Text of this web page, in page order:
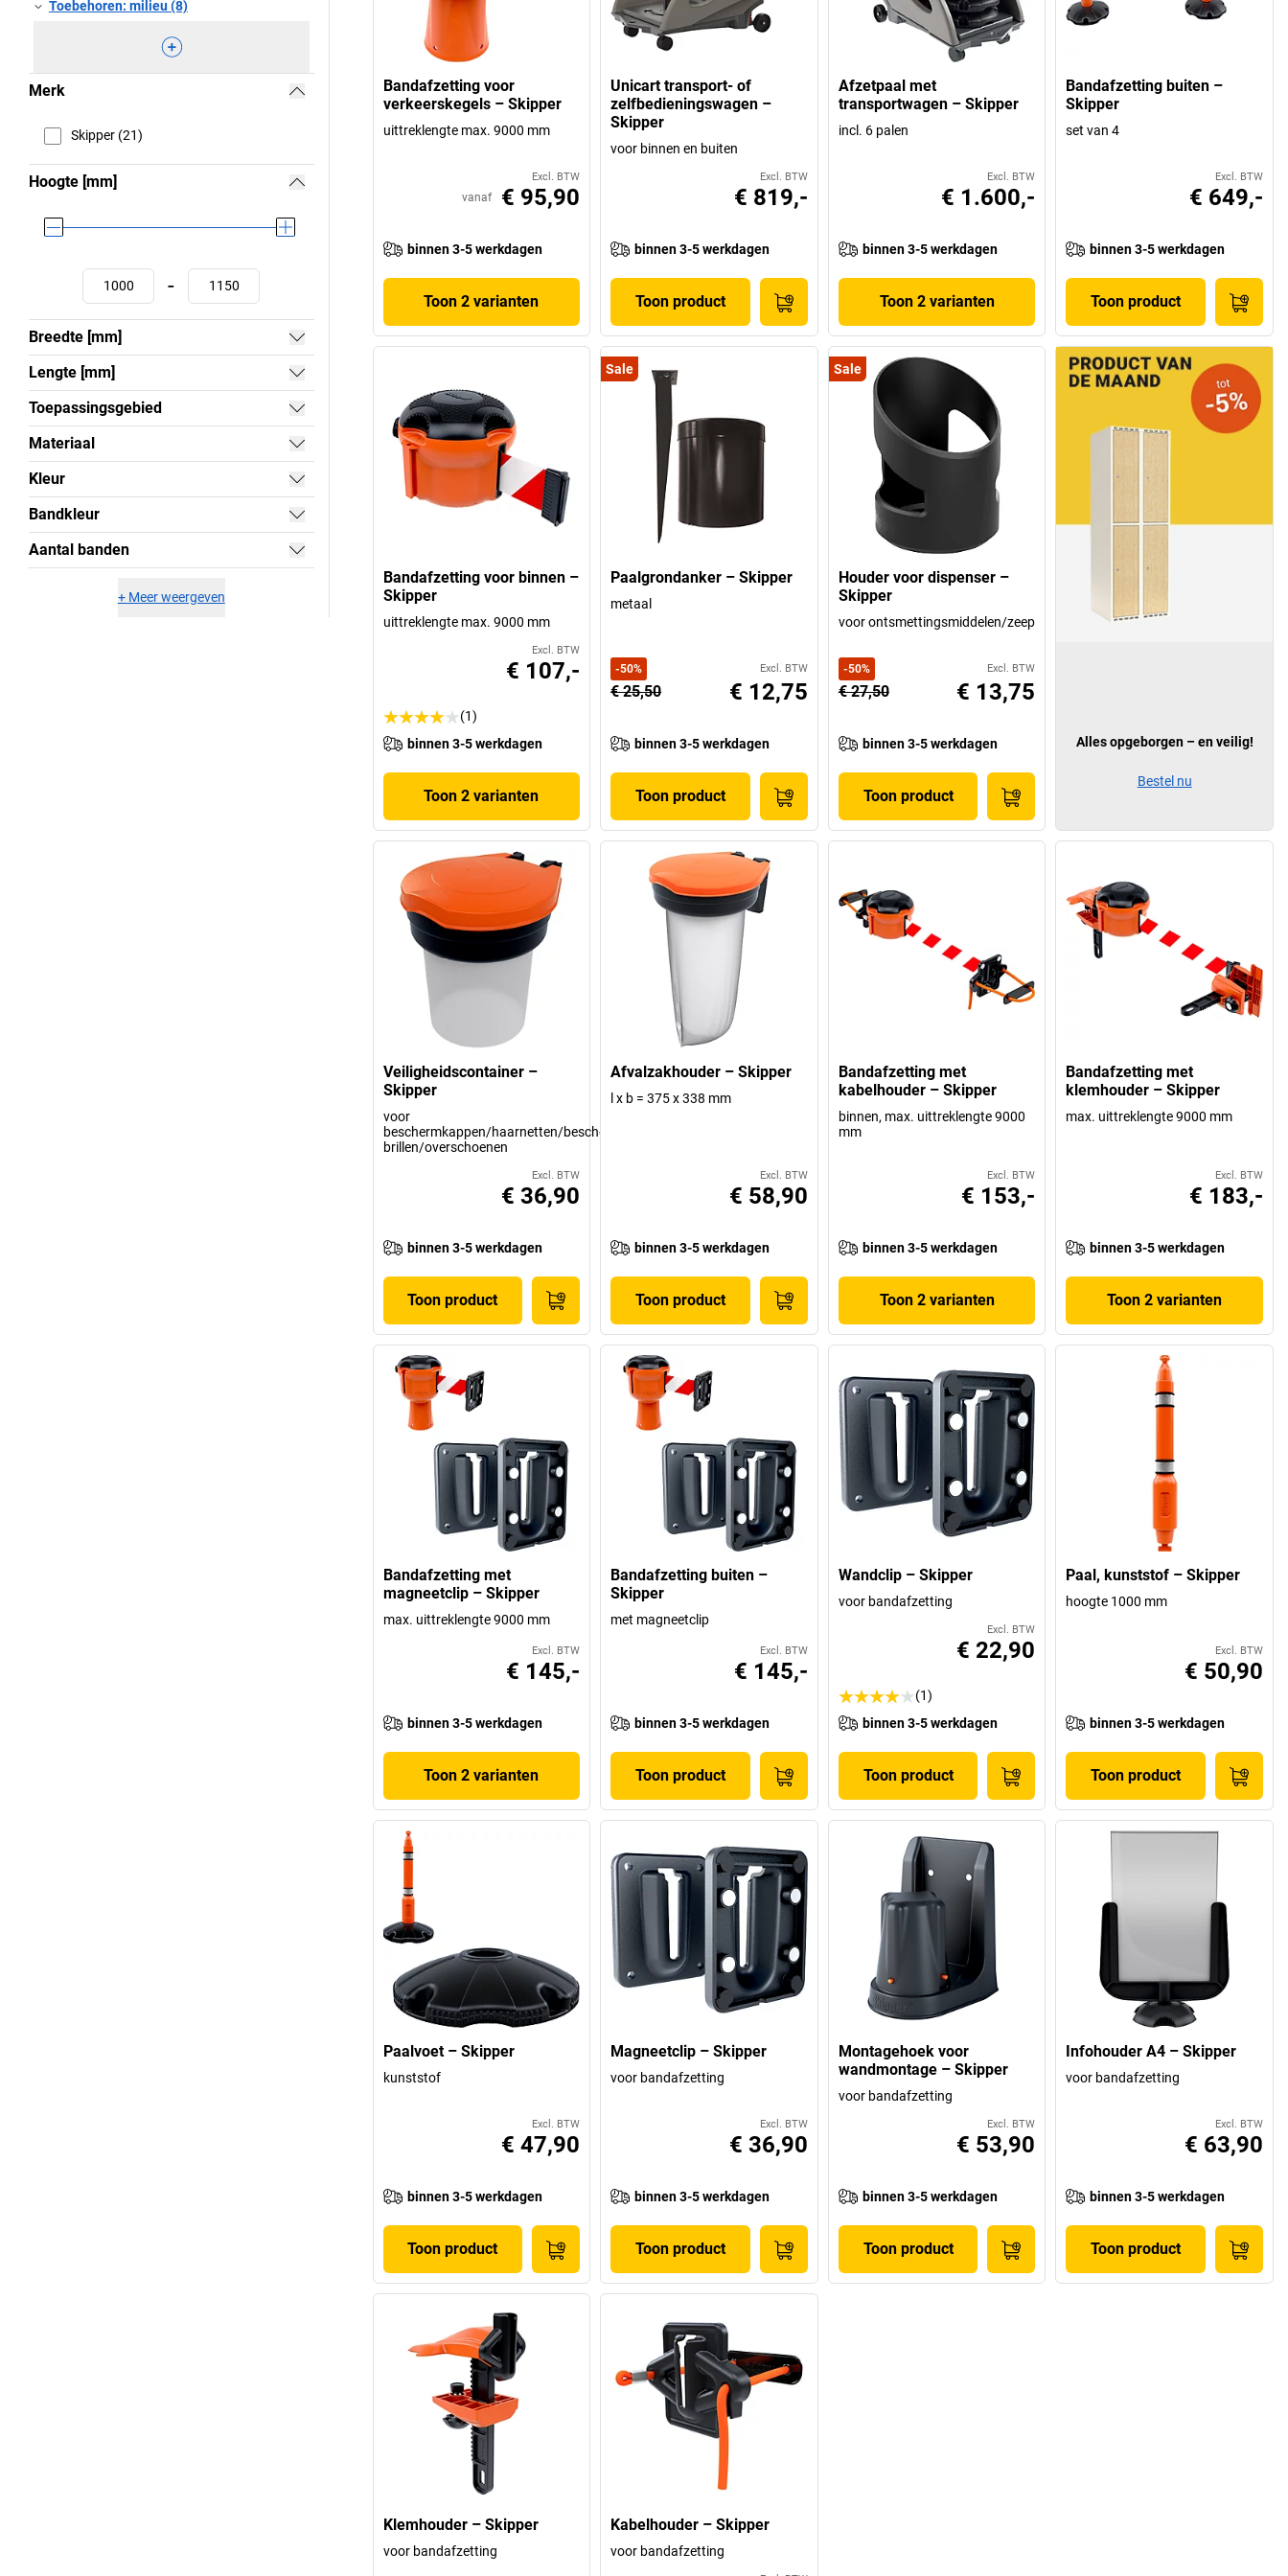
Toebehoren: milieu (8)
Merk
Skipper (21)
Hoogte [mm]
-
Breedte [mm]
Lengte [mm]
Toepassingsgebied
Materiaal
Kleur
Bandkleur
Aantal banden
+ Meer weergeven
Bandafzetting voor
verkeerskegels – Skipper
uittreklengte max. 9000 mm
Excl. BTW
vanaf € 95,90
binnen 3-5 werkdagen
Toon 2 varianten
Unicart transport- of
zelfbedieningswagen –
Skipper
voor binnen en buiten
Excl. BTW
€ 819,-
binnen 3-5 werkdagen
Toon product
Afzetpaal met
transportwagen – Skipper
incl. 6 palen
Excl. BTW
€ 1.600,-
binnen 3-5 werkdagen
Toon 2 varianten
Bandafzetting buiten –
Skipper
set van 4
Excl. BTW
€ 649,-
binnen 3-5 werkdagen
Toon product
Bandafzetting voor binnen –
Skipper
uittreklengte max. 9000 mm
Excl. BTW
€ 107,-
(1)
binnen 3-5 werkdagen
Toon 2 varianten
Sale
Paalgrondanker – Skipper
metaal
-50% Excl. BTW
€ 25,50 € 12,75
binnen 3-5 werkdagen
Toon product
Sale
Houder voor dispenser –
Skipper
voor ontsmettingsmiddelen/zeep
-50% Excl. BTW
€ 27,50 € 13,75
binnen 3-5 werkdagen
Toon product
Veiligheidscontainer –
Skipper
voor
beschermkappen/haarnetten/beschermende
brillen/overschoenen
Excl. BTW
€ 36,90
binnen 3-5 werkdagen
Toon product
Afvalzakhouder – Skipper
l x b = 375 x 338 mm
Excl. BTW
€ 58,90
binnen 3-5 werkdagen
Toon product
Bandafzetting met
kabelhouder – Skipper
binnen, max. uittreklengte 9000
mm
Excl. BTW
€ 153,-
binnen 3-5 werkdagen
Toon 2 varianten
Bandafzetting met
klemhouder – Skipper
max. uittreklengte 9000 mm
Excl. BTW
€ 183,-
binnen 3-5 werkdagen
Toon 2 varianten
Bandafzetting met
magneetclip – Skipper
max. uittreklengte 9000 mm
Excl. BTW
€ 145,-
binnen 3-5 werkdagen
Toon 2 varianten
Bandafzetting buiten –
Skipper
met magneetclip
Excl. BTW
€ 145,-
binnen 3-5 werkdagen
Toon product
Wandclip – Skipper
voor bandafzetting
Excl. BTW
€ 22,90
(1)
binnen 3-5 werkdagen
Toon product
Paal, kunststof – Skipper
hoogte 1000 mm
Excl. BTW
€ 50,90
binnen 3-5 werkdagen
Toon product
Paalvoet – Skipper
kunststof
Excl. BTW
€ 47,90
binnen 3-5 werkdagen
Toon product
Magneetclip – Skipper
voor bandafzetting
Excl. BTW
€ 36,90
binnen 3-5 werkdagen
Toon product
Montagehoek voor
wandmontage – Skipper
voor bandafzetting
Excl. BTW
€ 53,90
binnen 3-5 werkdagen
Toon product
Infohouder A4 – Skipper
voor bandafzetting
Excl. BTW
€ 63,90
binnen 3-5 werkdagen
Toon product
Klemhouder – Skipper
voor bandafzetting
Kabelhouder – Skipper
voor bandafzetting
Alles opgeborgen – en veilig!
Bestel nu